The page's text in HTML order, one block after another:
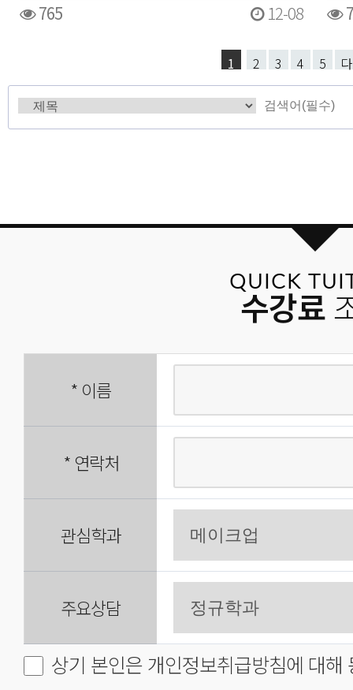
765 12-08
1 2 3 4 5
수강료
QUICK
* 이름
*연락처
관심학과
주요상담
상기 본인은 개인정보취급방침에 대해